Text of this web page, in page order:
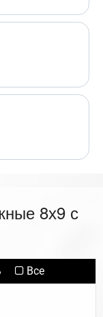
8х9 с
Все